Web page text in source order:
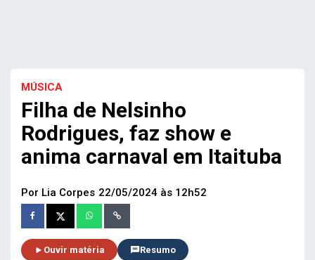
MÚSICA
Filha de Nelsinho
Rodrigues, faz show e
anima carnaval em Itaituba
Por Lia Corpes 22/05/2024 às 12h52
Ouvir matéria Resumo